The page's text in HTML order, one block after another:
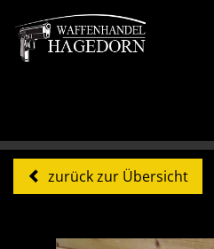
zurück zur Übersicht